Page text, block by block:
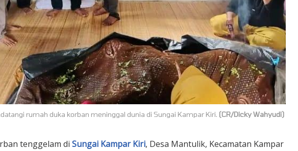
rumah duka korban meninggal dunia di Sungai Kampar Kiri. (CR/Dicky Wahyudi)
tenggelam di Sungai Kampar Kiri, Desa Mantulik, Kecamatan Kampar